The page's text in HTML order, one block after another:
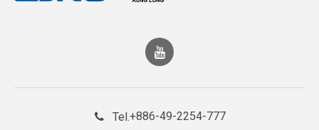
Tel.+886-49-2254-777